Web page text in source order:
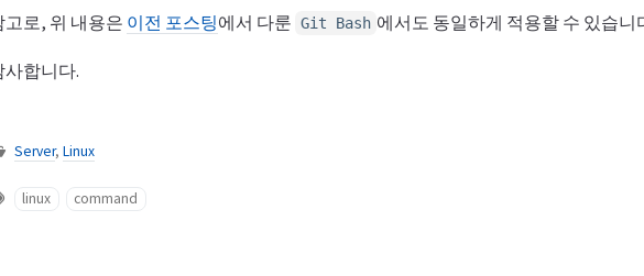
고로, 위 내용은 이전 포스팅에서 다룬 Git Bash 에서도 동일하게 적용할 수 있습니
사합니다.
Server, Linux
linux command